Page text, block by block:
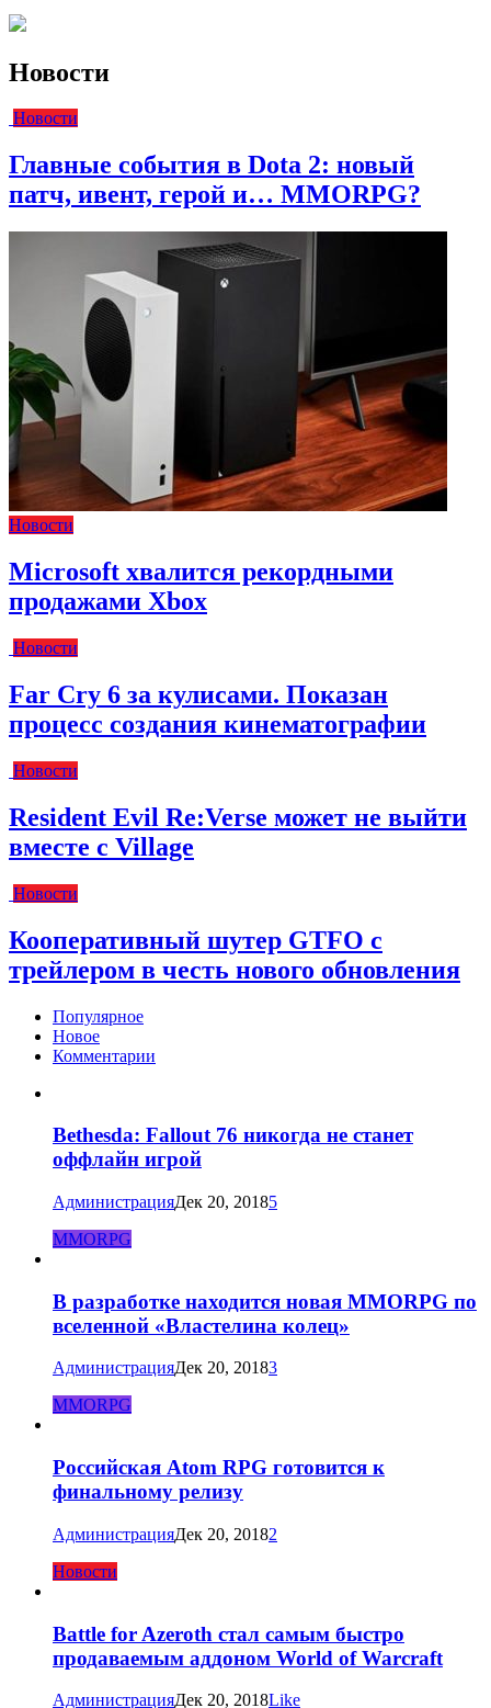
Новости
Новости
Главные события в Dota 2: новый
патч, ивент, герой и… MMORPG?
Новости
Microsoft хвалится рекордными
продажами Xbox
Новости
Far Cry 6 за кулисами. Показан
процесс создания кинематографии
Новости
Resident Evil Re:Verse может не выйти
вместе с Village
Новости
Кооперативный шутер GTFO с
трейлером в честь нового обновления
Популярное
Новое
Комментарии
Bethesda: Fallout 76 никогда не станет
оффлайн игрой
АдминистрацияДек 20, 20185
MMORPG
В разработке находится новая MMORPG по
вселенной «Властелина колец»
АдминистрацияДек 20, 20183
MMORPG
Российская Atom RPG готовится к
финальному релизу
АдминистрацияДек 20, 20182
Новости
Battle for Azeroth стал самым быстро
продаваемым аддоном World of Warcraft
АдминистрацияДек 20, 2018Like